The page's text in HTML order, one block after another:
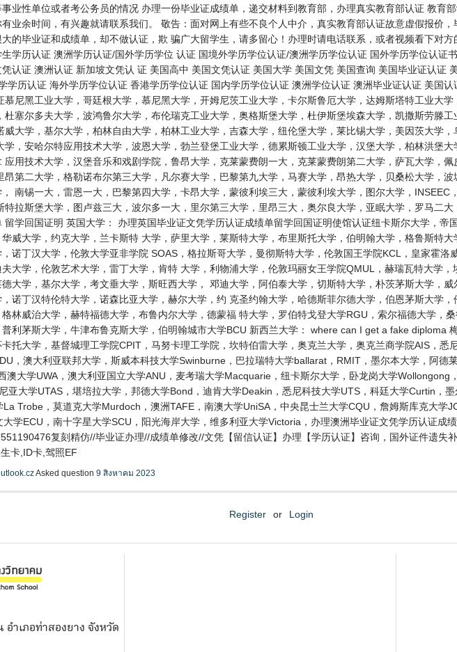
业性单位或者考公务员的情况 办理一份毕业证成绩单，递交材料到教育部，办理真实教育部认证 教育
业余时间，有兴趣就请联系我们。 敬告：面对网上有些不良个人中介，真实教育部认证故意虚假报价
的毕业证和成绩单，却不做认证，欺 骗广大留学生，请多留心！办理时请电话联系，或者视频看下对
学历认证 澳洲学历认证/国外学历学位 认证 国境外学历学位认证/澳洲学历学位认证 国外学历学位认证
认证 澳洲认证 新加坡文凭认 证 美国高中 美国文凭认证 美国大学 美国文凭 美国查询 美国毕业证认证
学历认证 海外学历学位认证 香港学历学位认证 国内学历学位认证 澳洲学位认证 澳洲毕业证认证 美国
慕尼黑工业大学，哥廷根大学，慕尼黑大学，开姆尼茨工业大学，卡尔斯鲁厄大学，达姆斯塔特工业大
杜塞尔多夫大学，波鸿鲁尔大学，布伦瑞克工业大学，奥格斯堡大学，杜伊斯堡埃森大学，凯撒斯劳滕
威大学，基尔大学，柏林自由大学，柏林工业大学，吉森大学，纽伦堡大学，莱比锡大学，美因茨大学
学，安哈尔特应用技术大学，波恩大学，勃兰登堡工业大学，德累斯顿工业大学，汉堡大学，柏林洪堡
应用技术大学，汉堡音乐和戏剧学院，鲁昂大学，克莱蒙费朗一大，克莱蒙费朗第二大学，萨瓦大学，佩
昂第二大学，格勒诺布尔第三大学，凡尔赛大学，巴黎第九大学，马赛大学，昂热大学，贝桑松大学，
南锡一大，雷恩一大，巴黎第四大学，卡昂大学，蒙彼利埃三大，蒙彼利埃大学，图尔大学，INSEEC
特拉斯堡大学，图卢兹三大，波尔多一大，里尔第三大学，里昂三大，奥尔良大学，亚眠大学，罗马二
留学回国证明 英国大学： 办理英国毕业证文凭学历认证成绩单留学回国证明使馆认证纽卡斯尔大学，帝
威大学，约克大学，兰卡斯特 大学，萨里大学，莱斯特大学，布里斯托大学，伯明翰大学，格鲁斯特
诺丁汉大学，伦敦大学亚非学院 SOAS，格拉斯哥大学，曼彻斯特大学，伦敦国王学院KCL，皇家霍洛
大学，伦敦艺术大学，雷丁大学，肯特 大学，利物浦大学，伦敦玛丽女王学院QMUL，赫瑞瓦特大学
大学，基尔大学，考文垂大学，斯旺西大学， 邓迪大学，阿伯泰大学，切斯特大学，朴茨茅斯大学，
诺丁汉特伦特大学，诺森比亚大学，赫尔大学，约 克圣约翰大学，哈德斯菲尔德大学，伯恩茅斯大学
林威治大学，赫特福德大学，布鲁内尔大学，德蒙福 特大学，罗伯特戈登大学RGU，索尔福德大学，
利茅斯大学，牛津布鲁克斯大学，伯明翰城市大学BCU 新西兰大学： where can I get a fake diploma
托大学，基督城理工学院CPIT，马努卡理工学院，坎特伯雷大学，奥克兰大学，奥克兰商学院AIS，悉
，澳大利亚联邦大学，斯威本科技大学Swinburne，巴拉瑞特大学ballarat，RMIT，墨尔本大学，阿德
澳大学UWA，澳大利亚国立大学ANU，麦考瑞大学Macquarie，纽卡斯尔大学，卧龙岗大学Wollongong
亚大学UTAS，堪培拉大学，邦德大学Bond，迪肯大学Deakin，悉尼科技大学UTS，科廷大学Curtin，
Trobe，莫道克大学Murdoch，澳洲TAFE，南澳大学UniSA，中央昆士兰大学CQU，詹姆斯库克大学
大学ECU，南十字星大学SCU，阳光海岸大学，维多利亚大学Victoria，办理澳洲毕业证文凭学历认证成
复刻精仿//毕业证办理//成绩单修改//文凭【留信认证】办理【学历认证】咨询，国外证件遗失
卡,ID卡,驾照EF
Asked question 9 สิงหาคม 2023
Register or Login
ำเภอท่าสองยาง จังหวัด